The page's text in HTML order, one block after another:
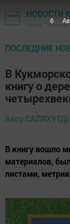
НОВОСТИ
Газета
ПОСЛЕДНИЕ
В
книгу о
Алсу
В книгу вошло
материалов,
листами,
4